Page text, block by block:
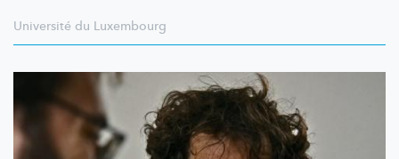
Université du Luxembourg